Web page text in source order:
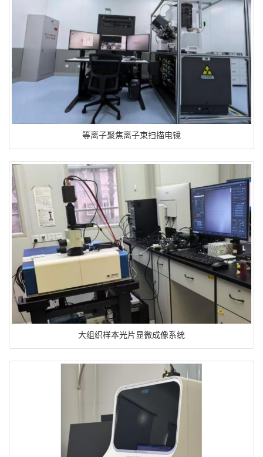
等离子聚焦离子束扫描电镜
大组织样本光片显微成像系统